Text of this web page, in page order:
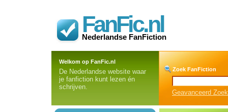
FanFic.nl
Nederlandse FanFiction
Welkom op FanFic.nl
De Nederlandse website waar
je fanfiction kunt lezen én
schrijven.
Zoek FanFiction
Geavanceerd